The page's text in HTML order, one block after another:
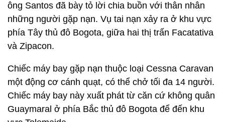
ông Santos đã bày tỏ lời chia buồn với thân nhân
những người gặp nạn. Vụ tai nạn xảy ra ở khu vực
phía Tây thủ đô Bogota, giữa hai thị trấn Facatativa
và Zipacon.
Chiếc máy bay gặp nạn thuộc loại Cessna Caravan
một động cơ cánh quạt, có thể chở tối đa 14 người.
Chiếc máy bay này xuất phát từ căn cứ không quân
Guaymaral ở phía Bắc thủ đô Bogota để đến khu